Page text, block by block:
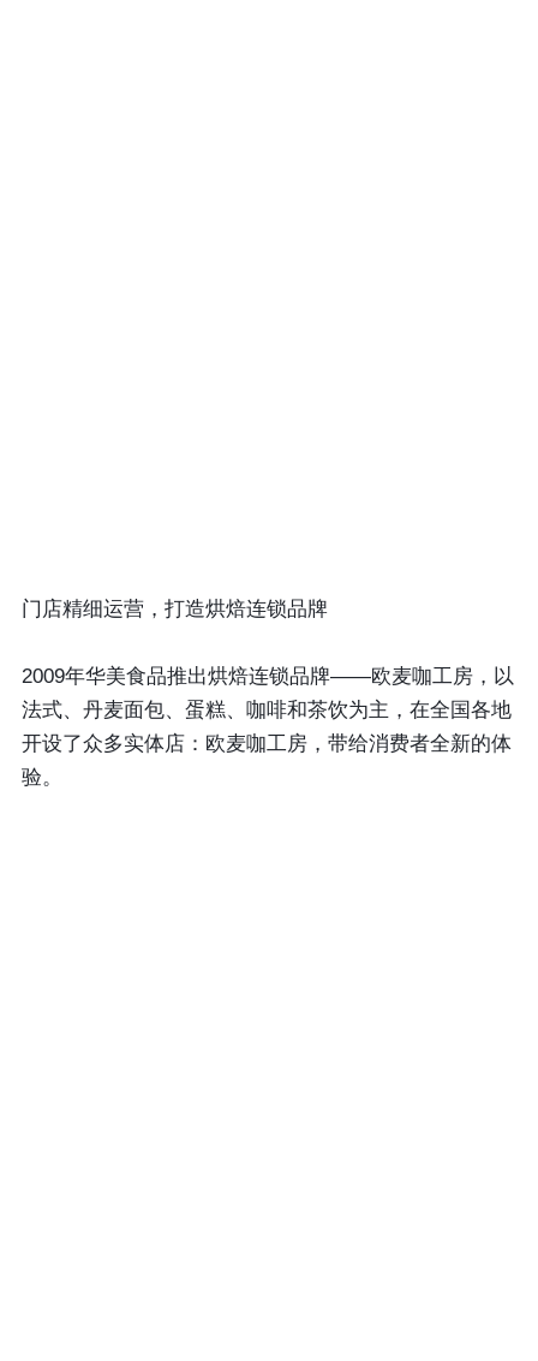
门店精细运营，打造烘焙连锁品牌
2009年华美食品推出烘焙连锁品牌——欧麦咖工房，以
法式、丹麦面包、蛋糕、咖啡和茶饮为主，在全国各地
开设了众多实体店：欧麦咖工房，带给消费者全新的体
验。